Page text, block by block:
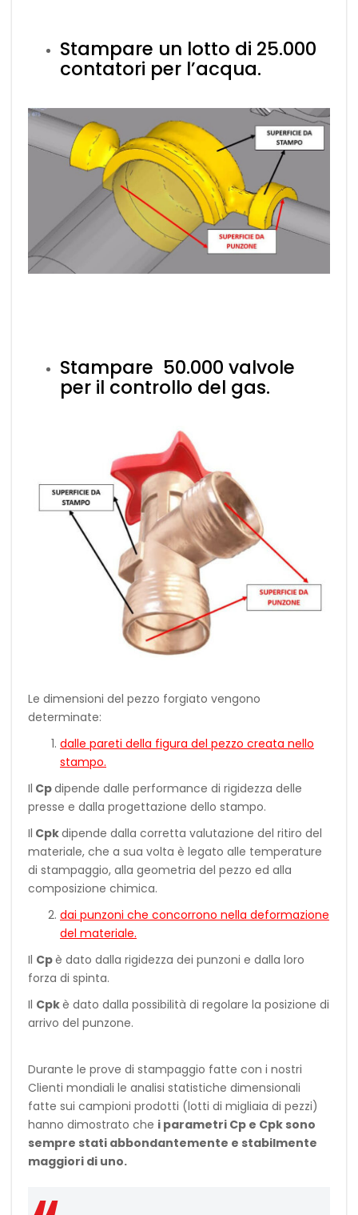
Stampare un lotto di 25.000
contatori per l’acqua.
Stampare 50.000 valvole
per il controllo del gas.
Le dimensioni del pezzo forgiato vengono
determinate:
dalle pareti della figura del pezzo creata nello
stampo.
Il Cpdipende dalle performance di rigidezza delle
presse e dalla progettazione dello stampo.
Il Cpkdipende dalla corretta valutazione del ritiro del
materiale, che a sua volta è legato alle temperature
di stampaggio, alla geometria del pezzo ed alla
composizione chimica.
dai punzoni che concorrono nella deformazione
del materiale.
Il Cpè dato dalla rigidezza dei punzoni e dalla loro
forza di spinta.
Il Cpkè dato dalla possibilità di regolare la posizione di
arrivo del punzone.
Durante le prove di stampaggio fatte con i nostri
Clienti mondiali le analisi statistiche dimensionali
fatte sui campioni prodotti (lotti di migliaia di pezzi)
hanno dimostrato che i parametri Cp e Cpk sono
sempre stati abbondantemente e stabilmente
maggiori di uno.